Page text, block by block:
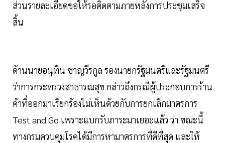
ส่วนรายละเอียดขอให้รอติดตามภายหลังการประชุมเสร็จ
สิ้น
ด้านนายอนุทิน ชาญวีรกูล รองนายกรัฐมนตรีและรัฐมนตรี
ว่าการกระทรวงสาธารณสุข กล่าวถึงกรณีผู้ประกอบการร้าน
ค้าที่ออกมาเรียกร้องไม่เห็นด้วยกับการยกเลิกมาตรการ
Test and Go เพราะแบกรับภาระมาเยอะแล้ว ว่า ขณะนี้
ทางกรมควบคุมโรคได้มีการหามาตรการที่ดีที่สุด และให้